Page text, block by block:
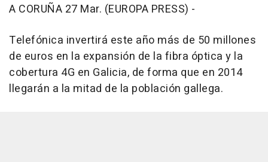
A CORUÑA 27 Mar. (EUROPA PRESS) -
Telefónica invertirá este año más de 50 millones
de euros en la expansión de la fibra óptica y la
cobertura 4G en Galicia, de forma que en 2014
llegarán a la mitad de la población gallega.